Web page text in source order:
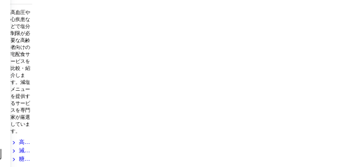
やわら
か食の
宅配弁
当おす
すめ5選
｜食形
態の選
び方を
専門家
が解説
高血圧や
心疾患な
どで塩分
制限が必
要な高齢
者向けの
宅配食サ
ービスを
比較・紹
介しま
す。減塩
メニュー
を提供す
るサービ
スを専門
家が厳選
していま
す。
高齢
者の高
血圧と
減塩
の宅配
糖尿